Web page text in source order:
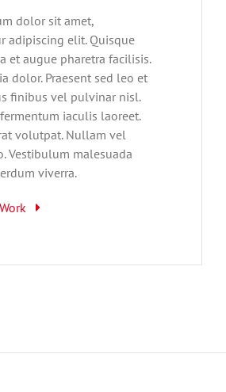
dolor sit amet,
adipiscing elit. Quisque
et augue pharetra facilisis.
dolor. Praesent sed leo et
finibus vel pulvinar nisl.
iaculis laoreet.
volutpat. Nullam vel
Vestibulum malesuada
viverra.